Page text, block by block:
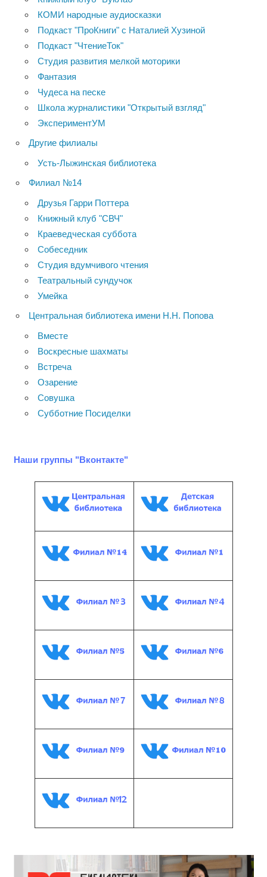
КОМИ народные аудиосказки
Подкаст "ПроКниги" с Наталией Хузиной
Подкаст "ЧтениеТок"
Студия развития мелкой моторики
Фантазия
Чудеса на песке
Школа журналистики "Открытый взгляд"
ЭкспериментУМ
Другие филиалы
Усть-Лыжинская библиотека
Филиал №14
Друзья Гарри Поттера
Книжный клуб "СВЧ"
Краеведческая суббота
Собеседник
Студия вдумчивого чтения
Театральный сундучок
Умейка
Центральная библиотека имени Н.Н. Попова
Вместе
Воскресные шахматы
Встреча
Озарение
Совушка
Субботние Посиделки
Наши группы "Вконтакте"